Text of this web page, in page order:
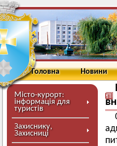
Головна Новини
Місто-курорт:
інформація для
туристів
Захиснику,
Захисниці